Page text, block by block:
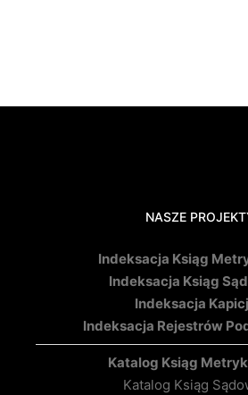
NASZE
Indeksacja Ksiąg
Indeksacja Ksiąg
Indeksacja
Indeksacja Rejestrów
Katalog Ksiąg
Katalog Ksiąg